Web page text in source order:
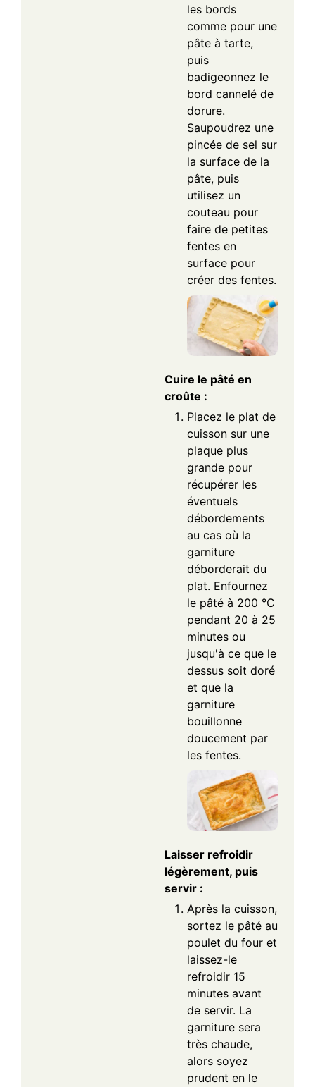
les bords
comme pour une
pâte à tarte,
puis
badigeonnez le
bord cannelé de
dorure.
Saupoudrez une
pincée de sel sur
la surface de la
pâte, puis
utilisez un
couteau pour
faire de petites
fentes en
surface pour
créer des fentes.
Cuire le pâté en
croûte :
Placez le plat de
cuisson sur une
plaque plus
grande pour
récupérer les
éventuels
débordements
au cas où la
garniture
déborderait du
plat. Enfournez
le pâté à 200 °C
pendant 20 à 25
minutes ou
jusqu'à ce que le
dessus soit doré
et que la
garniture
bouillonne
doucement par
les fentes.
Laisser refroidir
légèrement, puis
servir :
Après la cuisson,
sortez le pâté au
poulet du four et
laissez-le
refroidir 15
minutes avant
de servir. La
garniture sera
très chaude,
alors soyez
prudent en le